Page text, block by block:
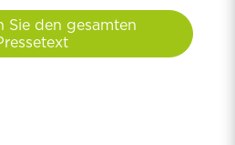
Sie den gesamten